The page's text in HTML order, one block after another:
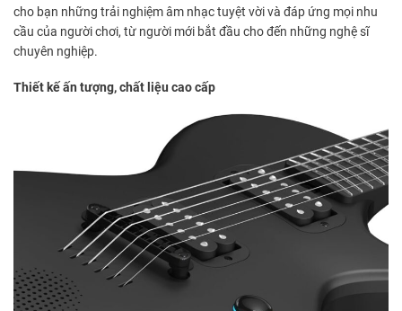
cho bạn những trải nghiệm âm nhạc tuyệt vời và đáp ứng mọi nhu
cầu của người chơi, từ người mới bắt đầu cho đến những nghệ sĩ
chuyên nghiệp.
Thiết kế ấn tượng, chất liệu cao cấp